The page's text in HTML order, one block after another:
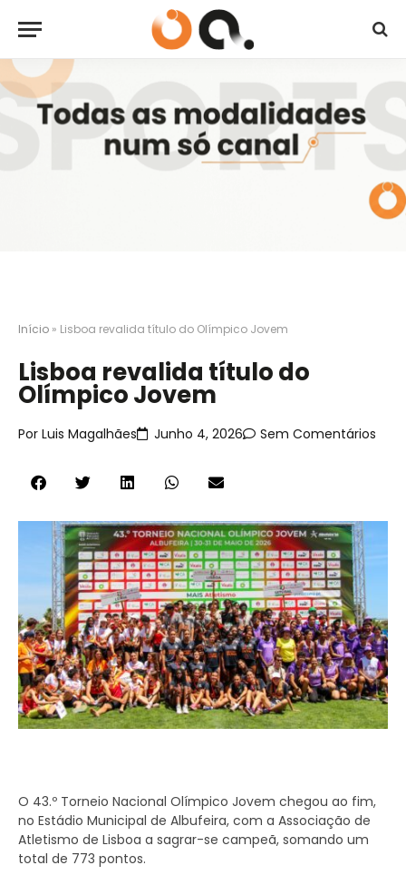
Início » Lisboa revalida título do Olímpico Jovem
Lisboa revalida título do
Olímpico Jovem
Por Luis Magalhães Junho 4, 2026 Sem Comentários
O 43.º Torneio Nacional Olímpico Jovem chegou ao fim,
no Estádio Municipal de Albufeira, com a Associação de
Atletismo de Lisboa a sagrar-se campeã, somando um
total de 773 pontos.